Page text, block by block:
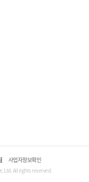
사업자정보확인
Ltd. All rights reserved.